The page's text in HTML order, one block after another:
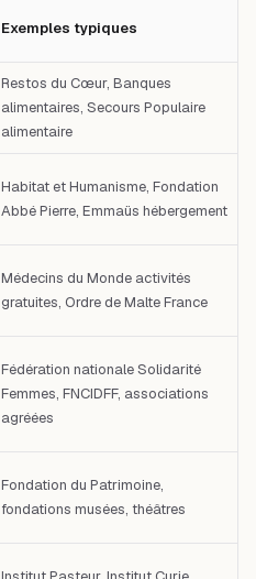
Exemples typiques
Restos du Cœur, Banques
alimentaires, Secours Populaire
alimentaire
Habitat et Humanisme, Fondation
Abbé Pierre, Emmaüs hébergement
Médecins du Monde activités
gratuites, Ordre de Malte France
Fédération nationale Solidarité
Femmes, FNCIDFF, associations
agréées
Fondation du Patrimoine,
fondations musées, théâtres